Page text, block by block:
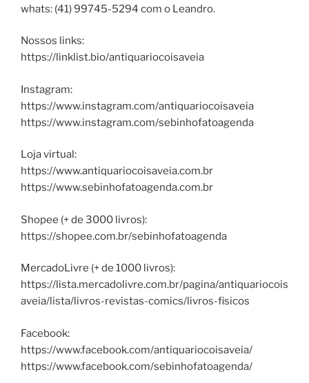
whats: (41) 99745-5294 com o Leandro.
Nossos links:
https://linklist.bio/antiquariocoisaveia
Instagram:
https://www.instagram.com/antiquariocoisaveia
https://www.instagram.com/sebinhofatoagenda
Loja virtual:
https://www.antiquariocoisaveia.com.br
https://www.sebinhofatoagenda.com.br
Shopee (+ de 3000 livros):
https://shopee.com.br/sebinhofatoagenda
MercadoLivre (+ de 1000 livros):
https://lista.mercadolivre.com.br/pagina/antiquariocois
aveia/lista/livros-revistas-comics/livros-fisicos
Facebook:
https://www.facebook.com/antiquariocoisaveia/
https://www.facebook.com/sebinhofatoagenda/